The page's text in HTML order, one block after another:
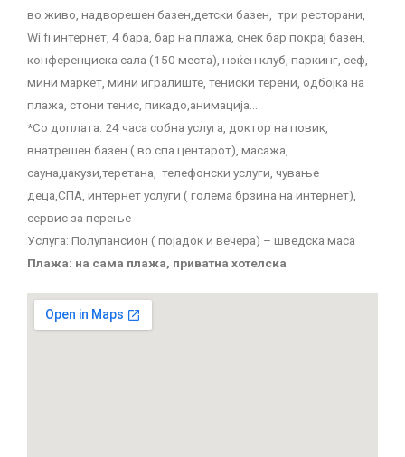
во живо, надворешен базен,детски базен, три ресторани,
Wi fi интернет, 4 бара, бар на плажа, снек бар покрај базен,
конференциска сала (150 места), ноќен клуб, паркинг, сеф,
мини маркет, мини игралиште, тениски терени, одбојка на
плажа, стони тенис, пикадо,анимација…
*Со доплата: 24 часа собна услуга, доктор на повик,
внатрешен базен ( во спа центарот), масажа,
сауна,џакузи,теретана, телефонски услуги, чување
деца,СПА, интернет услуги ( голема брзина на интернет),
сервис за перење
Услуга: Полупансион ( појадок и вечера) – шведска маса
Плажа: на сама плажа, приватна хотелска